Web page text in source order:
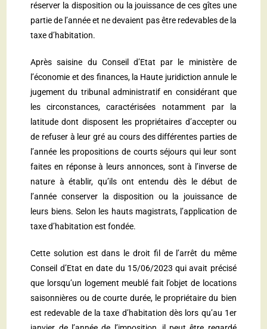
réserver la disposition ou la jouissance de ces gîtes une
partie de l’année et ne devaient pas être redevables de la
taxe d’habitation.
Après saisine du Conseil d’Etat par le ministère de
l’économie et des finances, la Haute juridiction annule le
jugement du tribunal administratif en considérant que
les circonstances, caractérisées notamment par la
latitude dont disposent les propriétaires d’accepter ou
de refuser à leur gré au cours des différentes parties de
l’année les propositions de courts séjours qui leur sont
faites en réponse à leurs annonces, sont à l’inverse de
nature à établir, qu’ils ont entendu dès le début de
l’année conserver la disposition ou la jouissance de
leurs biens. Selon les hauts magistrats, l’application de
taxe d’habitation est fondée.
Cette solution est dans le droit fil de l’arrêt du même
Conseil d’Etat en date du 15/06/2023 qui avait précisé
que lorsqu’un logement meublé fait l’objet de locations
saisonnières ou de courte durée, le propriétaire du bien
est redevable de la taxe d’habitation dès lors qu’au 1er